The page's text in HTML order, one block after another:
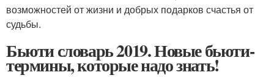
возможностей от жизни и добрых подарков счастья от
судьбы.
Бьюти словарь 2019. Новые бьюти-
термины, которые надо знать!